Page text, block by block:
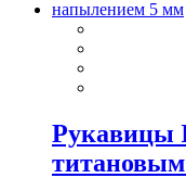
Рукавицы